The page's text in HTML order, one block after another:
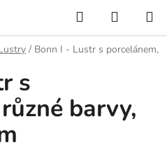
Hledat
KOŠÍK
/ Bonn I - Lustr s porcelánem,
s
barvy,